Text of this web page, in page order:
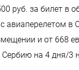
руб. за билет в
авиаперелетом в
и от 668
Сербию на 4 дня/3